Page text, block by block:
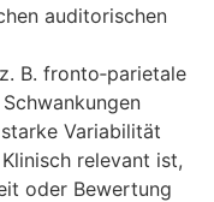
auditorischen
B. fronto‑parietale
Variabilität
relevant ist,
o‬der Bewertung